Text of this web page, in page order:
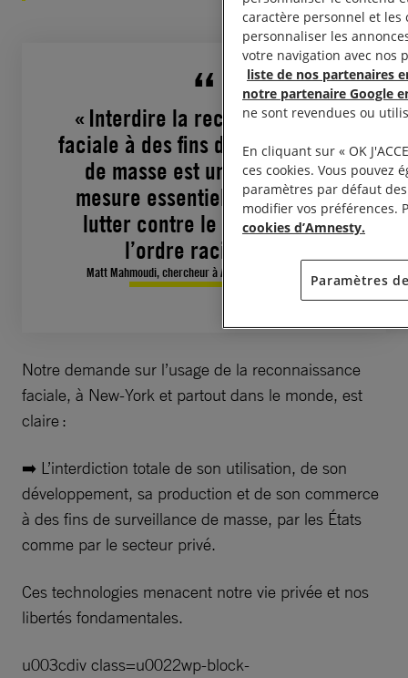
« Interdire la reconnaissance
faciale à des fins de surveillance
de masse est une première
mesure essentielle en vue de
lutter contre le maintien de
l’ordre raciste. »
Matt Mahmoudi, chercheur à Amnesty International
Notre demande sur l’usage de la reconnaissance
faciale, à New-York et partout dans le monde, est
claire :
➡️ L’interdiction totale de son utilisation, de son
développement, sa production et de son commerce
à des fins de surveillance de masse, par les États
comme par le secteur privé.
Ces technologies menacent notre vie privée et nos
libertés fondamentales.
u003cdiv class=u0022wp-block-
caractère personnel et
personnaliser les
votre navigation avec nos
liste de nos partenaires
notre partenaire Google
ne sont revendues ou
En cliquant sur « OK
ces cookies. Vous pouvez
paramètres par défaut
modifier vos préférences.
cookies d’Amnesty.
Paramètres